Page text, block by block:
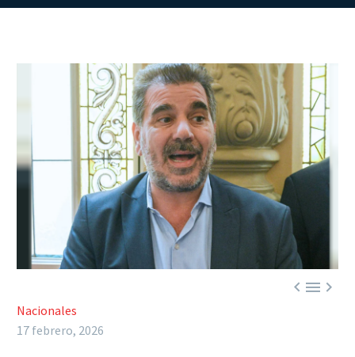

Nacionales
17 febrero, 2026